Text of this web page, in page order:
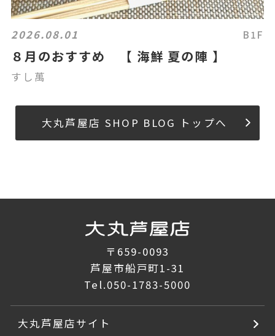
2026.08.01 B1F
８月のおすすめ 【 海鮮 夏の陣 】
すし萬
大丸芦屋店 SHOP BLOG トップへ
〒659-0093
芦屋市船戸町1-31
Tel.050-1783-5000
大丸芦屋店サイト